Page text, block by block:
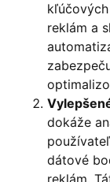
reklám a
dokáže
dátové
reklám.